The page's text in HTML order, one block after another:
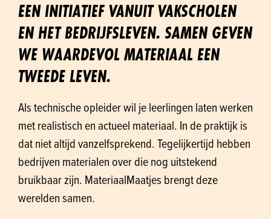
EEN INITIATIEF VANUIT VAKSCHOLEN
EN HET BEDRIJFSLEVEN. SAMEN GEVEN
WE WAARDEVOL MATERIAAL EEN
TWEEDE LEVEN.
Als technische opleider wil je leerlingen laten werken
met realistisch en actueel materiaal. In de praktijk is
dat niet altijd vanzelfsprekend. Tegelijkertijd hebben
bedrijven materialen over die nog uitstekend
bruikbaar zijn. MateriaalMaatjes brengt deze
werelden samen.